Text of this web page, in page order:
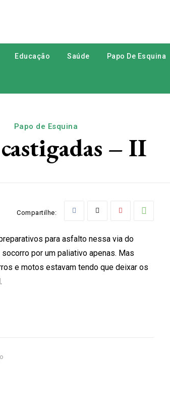
Educação Saúde Papo De Esquina
Papo de Esquina
– II
Compartilhe:
para asfalto nessa via do
por um paliativo apenas. Mas
e motos estavam tendo que deixar os